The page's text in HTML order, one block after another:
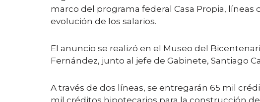
marco del programa federal Casa Propia,
evolución de los salarios.
El anuncio se realizó en el Museo del
Fernández, junto al jefe de Gabinete, Santiago
A través de dos líneas, se entregarán 65 mil
mil créditos hipotecarios para la construcción